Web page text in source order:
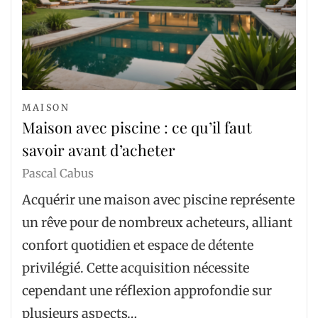
MAISON
Maison avec piscine : ce qu’il faut
savoir avant d’acheter
Pascal Cabus
Acquérir une maison avec piscine représente
un rêve pour de nombreux acheteurs, alliant
confort quotidien et espace de détente
privilégié. Cette acquisition nécessite
cependant une réflexion approfondie sur
plusieurs aspects…